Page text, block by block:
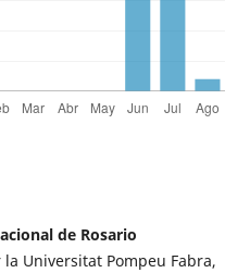
de Rosario
Universitat Pompeu Fabra,